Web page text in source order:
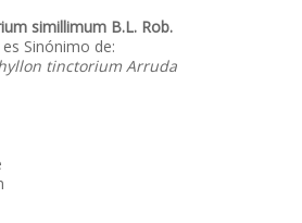
simillimum B.L. Rob.
es Sinónimo de:
tinctorium Arruda